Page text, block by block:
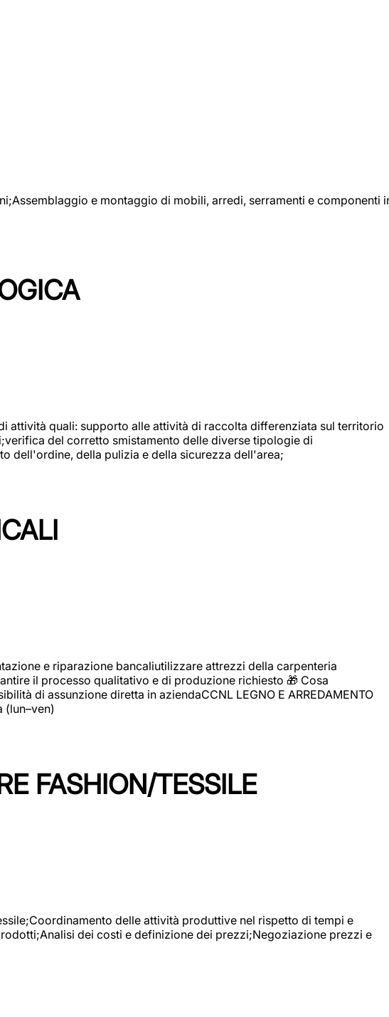
e montaggio di mobili, arredi, serramenti e componenti
attività quali: supporto alle attività di raccolta differenziata sul territorio
del corretto smistamento delle diverse tipologie di
dell'ordine, della pulizia e della sicurezza dell'area;
e riparazione bancaliutilizzare attrezzi della carpenteria
il processo qualitativo e di produzione richiesto 🎁 Cosa
di assunzione diretta in aziendaCCNL LEGNO E ARREDAMENTO
(lun–ven)
FASHION/TESSILE
delle attività produttive nel rispetto di tempi e
dei costi e definizione dei prezzi;Negoziazione prezzi e